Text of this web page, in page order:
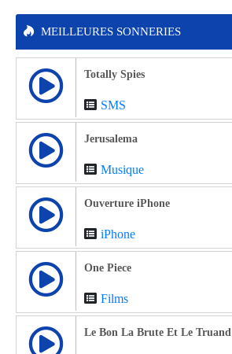
MEILLEURES SONNERIES
Totally Spies
SMS
Jerusalema
Musique
Ouverture iPhone
iPhone
One Piece
Films
Le Bon La Brute Et Le Truand